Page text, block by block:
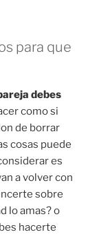
para que
debes
como si
de borrar
cosas puede
es
a volver con
sobre
lo amas? o
hacerte